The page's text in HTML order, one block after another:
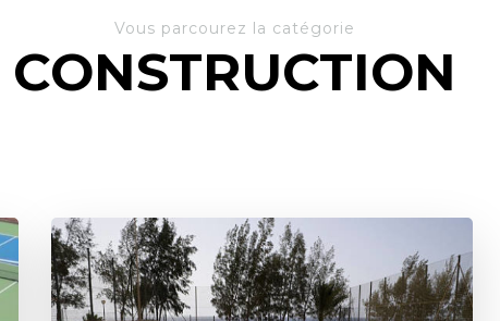
Vous parcourez la catégorie
CONSTRUCTION